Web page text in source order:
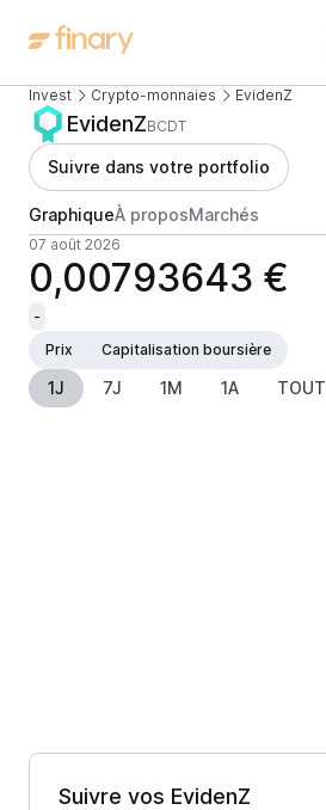
Invest Crypto-monnaies EvidenZ
EvidenZBCDT
Suivre dans votre portfolio
GraphiqueÀ proposMarchés
07 août 2026
0,00793643 €
-
Prix
Capitalisation boursière
1J 7J 1M 1A TOUT
Suivre vos EvidenZ